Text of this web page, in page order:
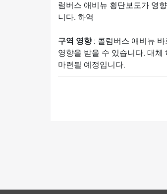
럼버스 애비뉴 횡단보도가 영
니다. 하역
구역 영향: 콜럼버스 애비뉴 바
영향을 받을 수 있습니다. 대체
마련될 예정입니다.